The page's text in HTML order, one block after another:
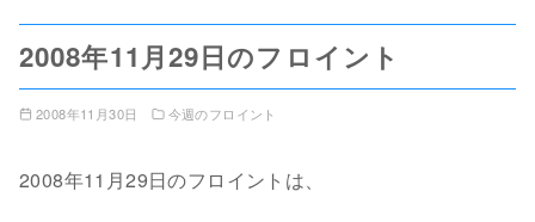
2008年11月29日のフロイント
2008年11月30日 今週のフロイント
2008年11月29日のフロイントは、